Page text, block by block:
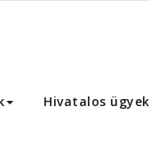
Hivatalos ügyek